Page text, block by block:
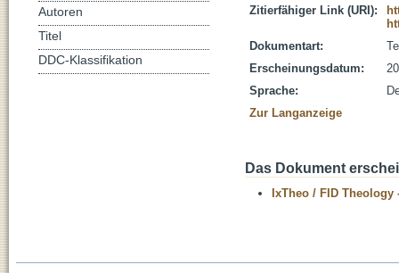
Zitierfähiger Link (URI):
Dokumentart:
Erscheinungsdatum:
Sprache:
Zur Langanzeige
Das Dokument
IxTheo / FID Theology
Autoren
Titel
DDC-Klassifikation